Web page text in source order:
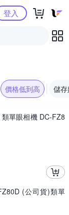
登入
價格低到高 儲
單眼相機 DC-FZ8
(公司貨)類單